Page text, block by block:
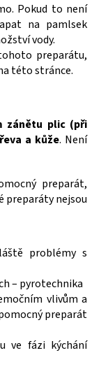
Pokud to není
na pamlsek
vody.
preparátu,
této stránce.
zánětu plic (při
a kůže. Není
preparát,
preparáty nejsou
problémy s
– pyrotechnika
vlivům a
preparát
ve fázi kýchání